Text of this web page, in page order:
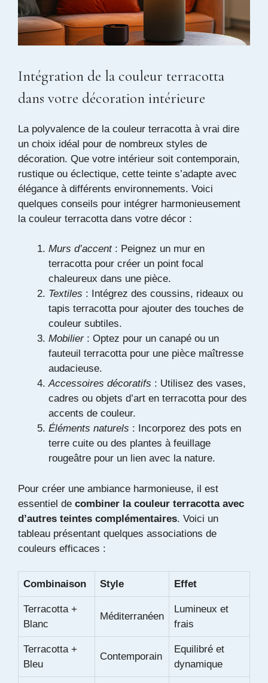
Intégration de la couleur terracotta
dans votre décoration intérieure
La polyvalence de la couleur terracotta à vrai dire
un choix idéal pour de nombreux styles de
décoration. Que votre intérieur soit contemporain,
rustique ou éclectique, cette teinte s’adapte avec
élégance à différents environnements. Voici
quelques conseils pour intégrer harmonieusement
la couleur terracotta dans votre décor :
Murs d’accent: Peignez un mur en
terracotta pour créer un point focal
chaleureux dans une pièce.
Textiles : Intégrez des coussins, rideaux ou
tapis terracotta pour ajouter des touches de
couleur subtiles.
Mobilier: Optez pour un canapé ou un
fauteuil terracotta pour une pièce maîtresse
audacieuse.
Accessoires décoratifs : Utilisez des vases,
cadres ou objets d’art en terracotta pour des
accents de couleur.
Éléments naturels : Incorporez des pots en
terre cuite ou des plantes à feuillage
rougeâtre pour un lien avec la nature.
Pour créer une ambiance harmonieuse, il est
essentiel de combiner la couleur terracotta avec
d’autres teintes complémentaires. Voici un
tableau présentant quelques associations de
couleurs efficaces :
Combinaison Style Effet
Terracotta +
Blanc
Méditerranéen
Lumineux et
frais
Terracotta +
Bleu
Contemporain
Equilibré et
dynamique